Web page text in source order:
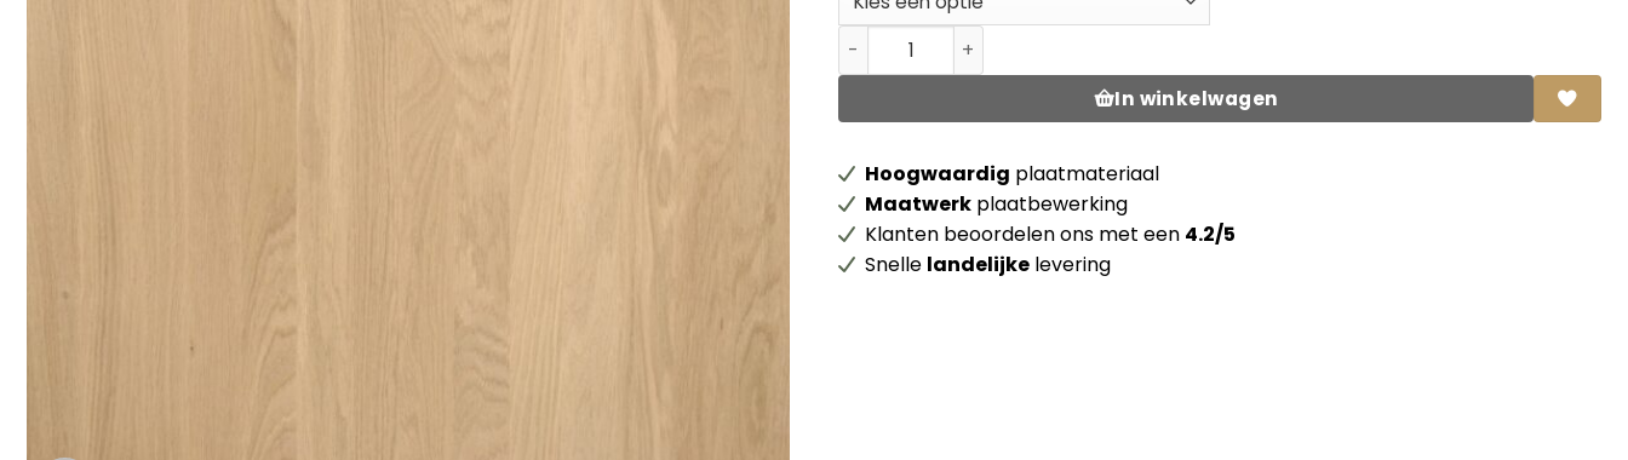
Eiken massief 3 lagen plaat met doorgaande lamel aantal
In winkelwagen
Hoogwaardig plaatmateriaal
Maatwerk plaatbewerking
Klanten beoordelen ons met een 4.2/5
Snelle landelijke levering